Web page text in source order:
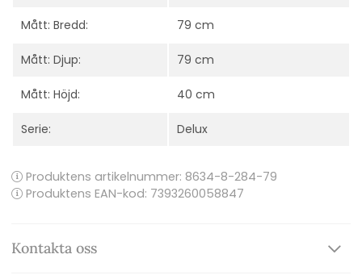
Mått: Bredd: 79 cm
Mått: Djup: 79 cm
Mått: Höjd: 40 cm
Serie: Delux
Produktens artikelnummer: 8634-8-284-79
Produktens EAN-kod: 7393260058847
Kontakta oss